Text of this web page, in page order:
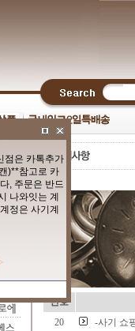
번호
20
-사기 쇼